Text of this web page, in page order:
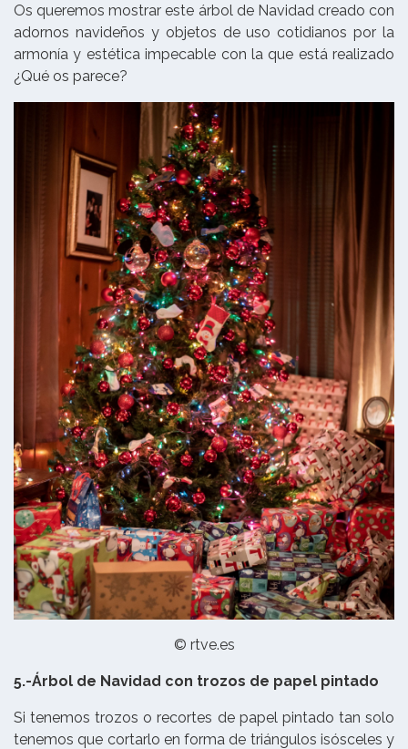
Os queremos mostrar este árbol de Navidad creado con
adornos navideños y objetos de uso cotidianos por la
armonía y estética impecable con la que está realizado
¿Qué os parece?
© rtve.es
5.-Árbol de Navidad con trozos de papel pintado
Si tenemos trozos o recortes de papel pintado tan solo
tenemos que cortarlo en forma de triángulos isósceles y